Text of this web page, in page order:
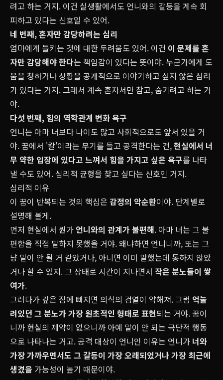
려고 하는 거지. 이건 실생활에서도 언니와의 갈등을 계속 회
피하고 있다는 신호일 수 있어.
네 번째, 혼자만 감당하려는 심리
엄마에게 들키는 것에 대한 두려움도 있어. 이건 이 문제를 혼
자만 감당해야 한다는 책임감이 있다는 뜻이야. 누군가에게 도
움을 청하거나 상황을 공개적으로 이야기하고 싶지 않은 심리
가 있다는 거지. 그래서 계속 혼자서만 참고, 숨기려고 하는 거
야.
다섯 번째, 힘의 역학관계 변화 욕구
언니는 아마 너보다 나이도 많고 사회적으로도 앞서 있을 거
야. 꿈에서 '칼'이라는 무기를 들고 공격한다는 건,현실에서 너
무 약한 입장에 있다고 느껴서 힘을 가지고 싶은 욕구를 나타
낼 수도 있어. 심리적 균형을 찾고 싶다는 신호인 거지.
심리적 이유
이 꿈이 반복되는 것의 핵심은 감정의 악순환이야. 단계별로
설명해 볼게.
먼저 현실에서 뭔가 언니와의 관계가 불편해. 아마 너는 그 불
편함을 직접 말하지 못했을 거야. 왜냐하면 언니니까, 또는 그
냥 말이 안 될 거 같았거나, 아니면 이미 말했는데 통하지 않았
거나 할 수 있지. 그 상태로 시간이 지나면서 작은 분노들이 쌓
여가.
그러다가 깊은 잠에 빠지면 의식의 검열이 약해져. 그럼 억눌
려있던 그 분노가 가장 원초적인 형태로 표현되는 거야. 꿈이
니까 현실의 제약이 없으니까 아예 말이 안 되는 극단적 행동
으로 나타나는 거고. 공격 대상이 언니인 이유는 언니가 너와
가장 가까우면서도 그 갈등이 가장 오래되었거나 가장 최근에
생겼을 가능성이 높기 때문이야.